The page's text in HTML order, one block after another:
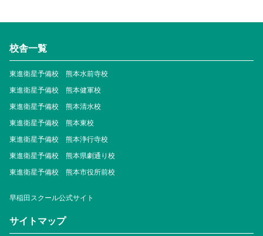
校舎一覧
東進衛星予備校 熊本水前寺校
東進衛星予備校 熊本健軍校
東進衛星予備校 熊本清水校
東進衛星予備校 熊本東校
東進衛星予備校 熊本浄行寺校
東進衛星予備校 熊本県劇通り校
東進衛星予備校 熊本市役所前校
早稲田スクール公式サイト
サイトマップ